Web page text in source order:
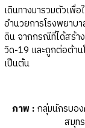
เดินทางมารวมตัวเพื่
อำนวยการโรงพยาบ
ดิน จากกรณีที่ได้สร้า
วิด-19 และถูกต่อต้าน
เป็นต้น
ภาพ : กลุ่มนักรบอ
สมุท